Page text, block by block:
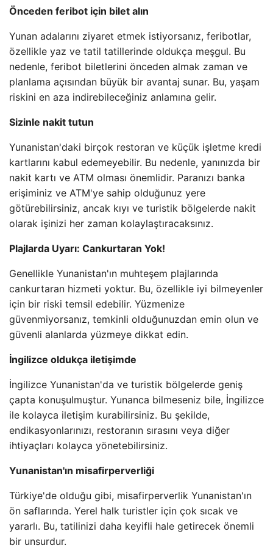
Önceden feribot için bilet alın
Yunan adalarını ziyaret etmek istiyorsanız, feribotlar,
özellikle yaz ve tatil tatillerinde oldukça meşgul. Bu
nedenle, feribot biletlerini önceden almak zaman ve
planlama açısından büyük bir avantaj sunar. Bu, yaşam
riskini en aza indirebileceğiniz anlamına gelir.
Sizinle nakit tutun
Yunanistan'daki birçok restoran ve küçük işletme kredi
kartlarını kabul edemeyebilir. Bu nedenle, yanınızda bir
nakit kartı ve ATM olması önemlidir. Paranızı banka
erişiminiz ve ATM'ye sahip olduğunuz yere
götürebilirsiniz, ancak kıyı ve turistik bölgelerde nakit
olarak işinizi her zaman kolaylaştıracaksınız.
Plajlarda Uyarı: Cankurtaran Yok!
Genellikle Yunanistan'ın muhteşem plajlarında
cankurtaran hizmeti yoktur. Bu, özellikle iyi bilmeyenler
için bir riski temsil edebilir. Yüzmenize
güvenmiyorsanız, temkinli olduğunuzdan emin olun ve
güvenli alanlarda yüzmeye dikkat edin.
İngilizce oldukça iletişimde
İngilizce Yunanistan'da ve turistik bölgelerde geniş
çapta konuşulmuştur. Yunanca bilmeseniz bile, İngilizce
ile kolayca iletişim kurabilirsiniz. Bu şekilde,
endikasyonlarınızı, restoranın sırasını veya diğer
ihtiyaçları kolayca yönetebilirsiniz.
Yunanistan'ın misafirperverliği
Türkiye'de olduğu gibi, misafirperverlik Yunanistan'ın
ön saflarında. Yerel halk turistler için çok sıcak ve
yararlı. Bu, tatilinizi daha keyifli hale getirecek önemli
bir unsurdur.